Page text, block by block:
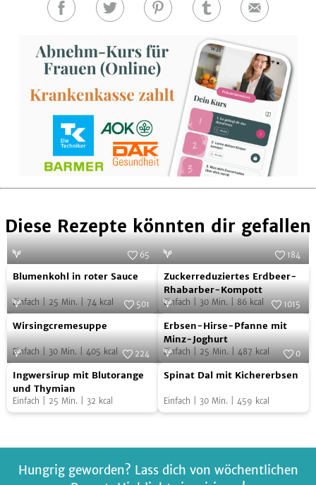
Auf
teilen
Auf
teilen
Auf
teilen
Auf
teilen
E-
Diese Rezepte könnten dir gefallen
Blumenkohl
in
roter
Sauce
Foto: Sabine Mader / Ulrike Schmid
65
Blumenkohl in roter Sauce
Einfach 25 Min. 74 kcal
Zuckerreduziertes
Erdbeer-
Rhabarber-
Kompott
SevenCooks
184
Zuckerreduziertes Erdbeer-
Rhabarber-Kompott
Einfach 30 Min. 86 kcal
Wirsingcremesuppe
501
Wirsingcremesuppe
Einfach 30 Min. 405 kcal
Erbsen-
Hirse-
Pfanne
mit
Joghurt
Foto: SevenCooks
1015
Erbsen-Hirse-Pfanne mit
Minz-Joghurt
Einfach 25 Min. 487 kcal
Ingwersirup
mit
Blutorange
Foto:
224
Ingwersirup mit Blutorange
und Thymian
Einfach 25 Min. 32 kcal
Spinat
mit
Foto: SevenCooks
0
Spinat Dal mit Kichererbsen
Einfach 30 Min. 459 kcal
Hungrig geworden? Lass dich von wöchentlichen